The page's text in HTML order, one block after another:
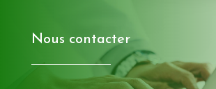
Nous contacter